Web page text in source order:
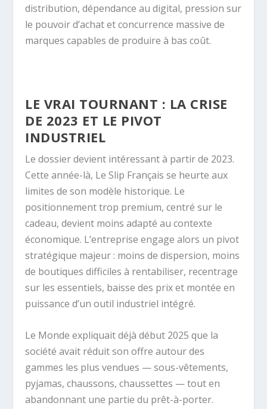
distribution, dépendance au digital, pression sur
le pouvoir d’achat et concurrence massive de
marques capables de produire à bas coût.
LE VRAI TOURNANT : LA CRISE
DE 2023 ET LE PIVOT
INDUSTRIEL
Le dossier devient intéressant à partir de 2023.
Cette année-là, Le Slip Français se heurte aux
limites de son modèle historique. Le
positionnement trop premium, centré sur le
cadeau, devient moins adapté au contexte
économique. L’entreprise engage alors un pivot
stratégique majeur : moins de dispersion, moins
de boutiques difficiles à rentabiliser, recentrage
sur les essentiels, baisse des prix et montée en
puissance d’un outil industriel intégré.
Le Monde expliquait déjà début 2025 que la
société avait réduit son offre autour des
gammes les plus vendues — sous-vêtements,
pyjamas, chaussons, chaussettes — tout en
abandonnant une partie du prêt-à-porter.